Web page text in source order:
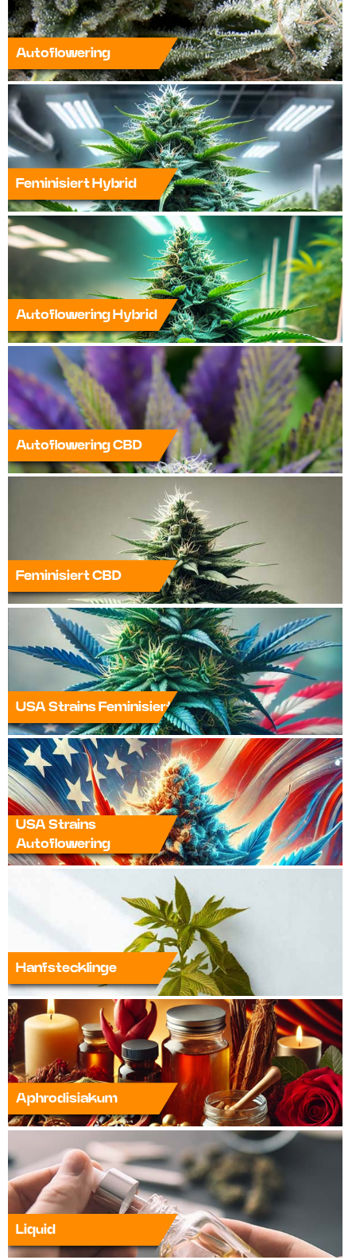
Autoflowering
Feminisiert Hybrid
Autoflowering Hybrid
Autoflowering CBD
Feminisiert CBD
USA Strains Feminisiert
USA Strains
Autoflowering
Hanfstecklinge
Aphrodisiakum
Liquid